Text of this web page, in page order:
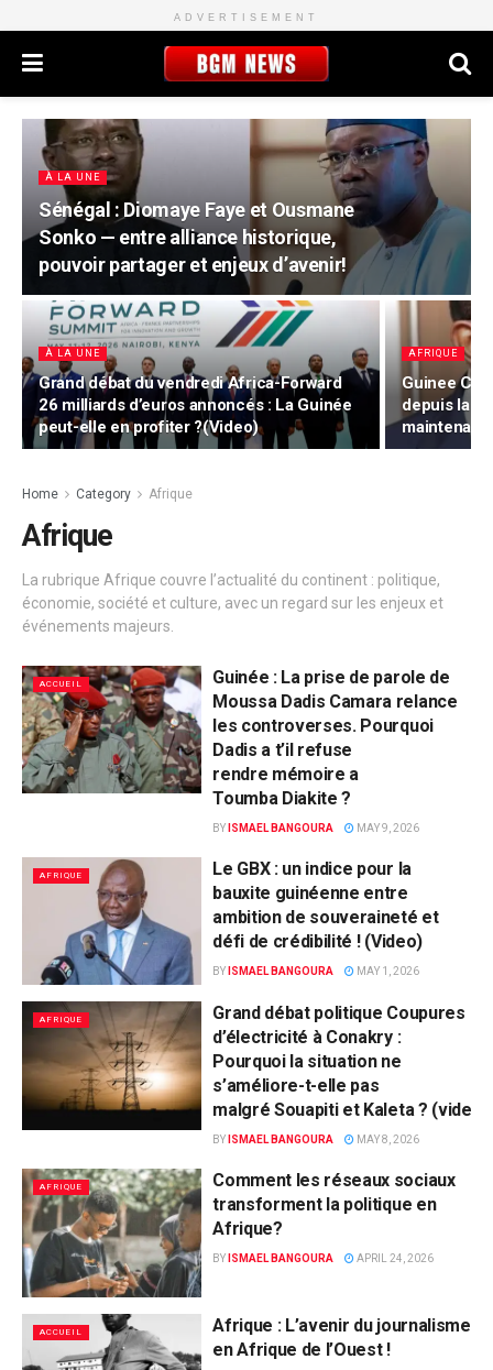
ADVERTISEMENT
À LA UNE
Sénégal : Diomaye Faye et Ousmane
Sonko — entre alliance historique,
pouvoir partager et enjeux d’avenir!
À LA UNE
Grand débat du vendredi Africa-Forward
26 milliards d’euros annoncés : La Guinée
peut-elle en profiter ?(Video)
AFRIQUE
Guinee
depuis la
Home Category Afrique
Afrique
La rubrique Afrique couvre l’actualité du continent : politique,
économie, société et culture, avec un regard sur les enjeux et
événements majeurs.
ACCUEIL
Guinée : La prise de parole de
Moussa Dadis Camara relance
les controverses. Pourquoi
Dadis a t’il refuse
rendre mémoire a
Toumba Diakite ?
BY ISMAEL BANGOURA MAY 9, 2026
AFRIQUE
Le GBX : un indice pour la
bauxite guinéenne entre
ambition de souveraineté et
défi de crédibilité ! (Video)
BY ISMAEL BANGOURA MAY 1, 2026
AFRIQUE
Grand débat politique Coupures
d’électricité à Conakry :
Pourquoi la situation ne
s’améliore-t-elle pas
malgré Souapiti et Kaleta ? (video)
BY ISMAEL BANGOURA MAY 8, 2026
AFRIQUE
Comment les réseaux sociaux
transforment la politique en
Afrique?
BY ISMAEL BANGOURA APRIL 24, 2026
ACCUEIL
Afrique : L’avenir du journalisme
en Afrique de l’Ouest !